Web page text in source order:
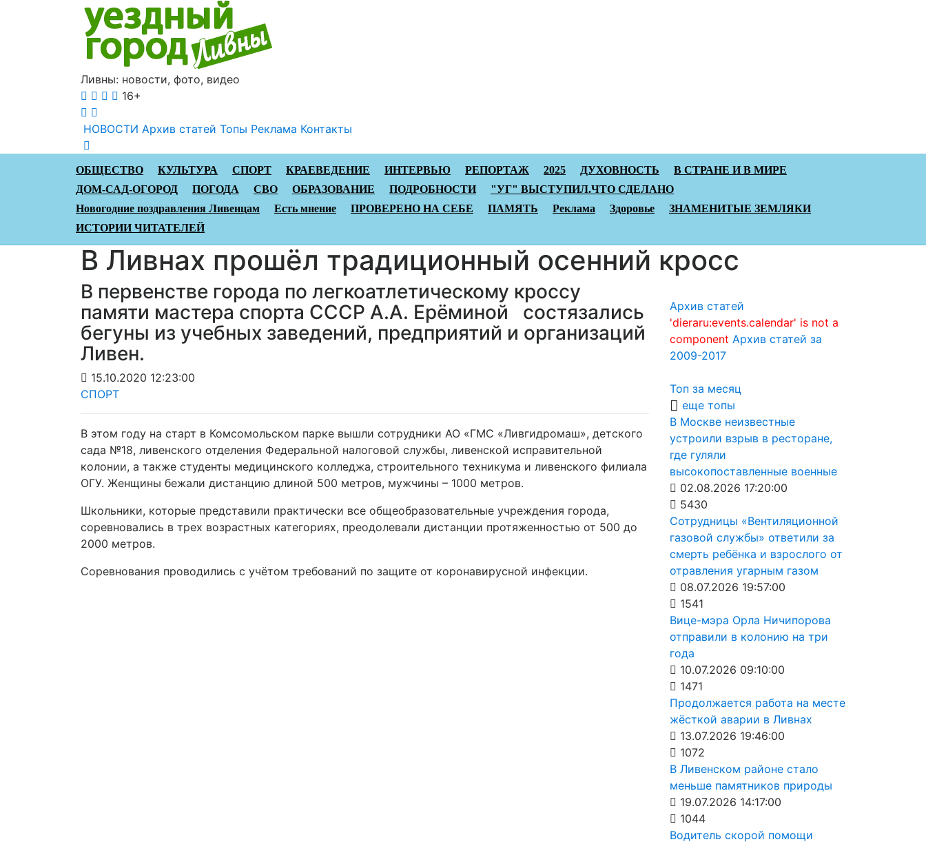
Ливны: новости, фото, видео
16+
НОВОСТИ Архив статей Топы Реклама Контакты
ОБЩЕСТВО КУЛЬТУРА СПОРТ КРАЕВЕДЕНИЕ ИНТЕРВЬЮ РЕПОРТАЖ 2025 ДУХОВНОСТЬ
В СТРАНЕ И В МИРЕ
ДОМ-САД-ОГОРОД
ПОГОДА СВО ОБРАЗОВАНИЕ ПОДРОБНОСТИ
"УГ" ВЫСТУПИЛ.ЧТО СДЕЛАНО
Новогодние поздравления Ливенцам
Есть мнение ПРОВЕРЕНО НА СЕБЕ ПАМЯТЬ Реклама Здоровье
ЗНАМЕНИТЫЕ ЗЕМЛЯКИ
ИСТОРИИ ЧИТАТЕЛЕЙ
В Ливнах прошёл традиционный осенний кросс
В первенстве города по легкоатлетическому кроссу
памяти мастера спорта СССР А.А. Ерёминой состязались
бегуны из учебных заведений, предприятий и организаций
Ливен.
15.10.2020 12:23:00
СПОРТ
В этом году на старт в Комсомольском парке вышли сотрудники АО «ГМС «Ливгидромаш», детского
сада №18, ливенского отделения Федеральной налоговой службы, ливенской исправительной
колонии, а также студенты медицинского колледжа, строительного техникума и ливенского филиала
ОГУ. Женщины бежали дистанцию длиной 500 метров, мужчины – 1000 метров.
Школьники, которые представили практически все общеобразовательные учреждения города,
соревновались в трех возрастных категориях, преодолевали дистанции протяженностью от 500 до
2000 метров.
Соревнования проводились с учётом требований по защите от коронавирусной инфекции.
Архив статей
'dieraru:events.calendar' is not a
component Архив статей за
2009-2017
Топ за месяц
еще топы
В Москве неизвестные
устроили взрыв в ресторане,
где гуляли
высокопоставленные военные
02.08.2026 17:20:00
5430
Сотрудницы «Вентиляционной
газовой службы» ответили за
смерть ребёнка и взрослого от
отравления угарным газом
08.07.2026 19:57:00
1541
Вице-мэра Орла Ничипорова
отправили в колонию на три
года
10.07.2026 09:10:00
1471
Продолжается работа на месте
жёсткой аварии в Ливнах
13.07.2026 19:46:00
1072
В Ливенском районе стало
меньше памятников природы
19.07.2026 14:17:00
1044
Водитель скорой помощи